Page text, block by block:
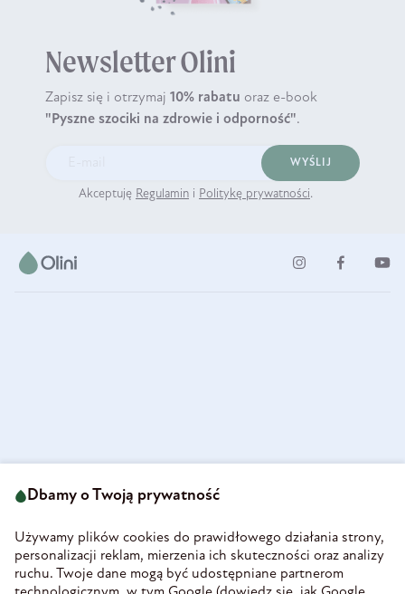
Newsletter Olini
Zapisz się i otrzymaj 10% rabatu oraz e-book
"Pyszne szociki na zdrowie i odporność".
WYŚLIJ
Akceptuję Regulamin i Politykę prywatności.
58-160 Świebodzice
REGON 890213034
INFORMACJE
Dbamy o Twoją prywatność
Używamy plików cookies do prawidłowego działania strony,
personalizacji reklam, mierzenia ich skuteczności oraz analizy
ruchu. Twoje dane mogą być udostępniane partnerom